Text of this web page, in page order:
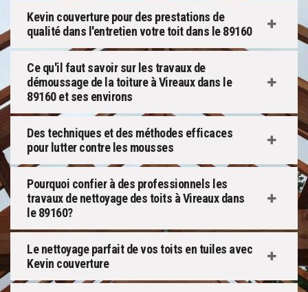
Kevin couverture pour des prestations de
qualité dans l'entretien votre toit dans le 89160
Ce qu'il faut savoir sur les travaux de
démoussage de la toiture à Vireaux dans le
89160 et ses environs
Des techniques et des méthodes efficaces
pour lutter contre les mousses
Pourquoi confier à des professionnels les
travaux de nettoyage des toits à Vireaux dans
le 89160?
Le nettoyage parfait de vos toits en tuiles avec
Kevin couverture